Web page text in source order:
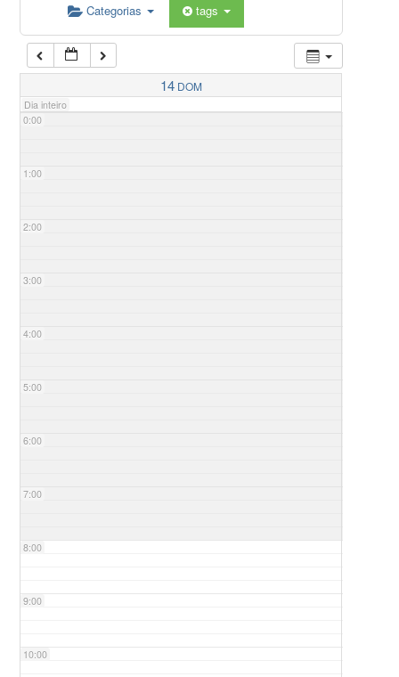
Categorias tags
14 DOM
Dia inteiro
0:00
1:00
2:00
3:00
4:00
5:00
6:00
7:00
8:00
9:00
10:00